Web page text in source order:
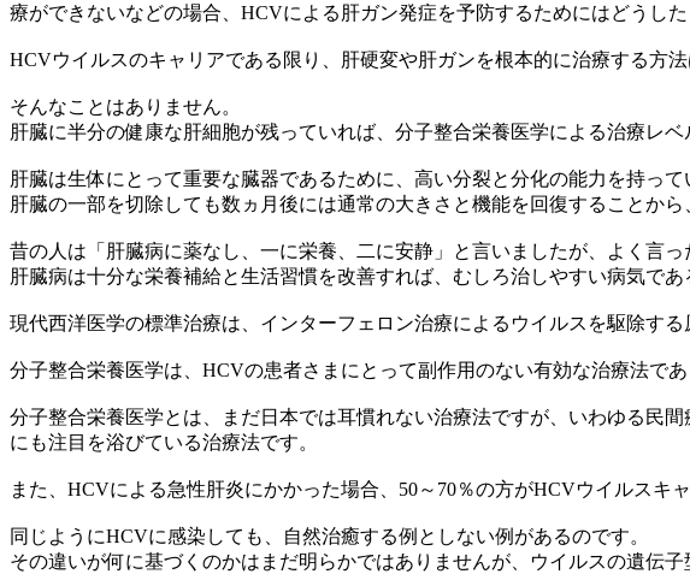
療ができないなどの場合、HCVによる肝ガン発症を予防するためにはどうし
HCVウイルスのキャリアである限り、肝硬変や肝ガンを根本的に治療する方
そんなことはありません。
肝臓に半分の健康な肝細胞が残っていれば、分子整合栄養医学による治療レ
肝臓は生体にとって重要な臓器であるために、高い分裂と分化の能力を持って
肝臓の一部を切除しても数ヵ月後には通常の大きさと機能を回復することか
昔の人は「肝臓病に薬なし、一に栄養、二に安静」と言いましたが、よく言っ
肝臓病は十分な栄養補給と生活習慣を改善すれば、むしろ治しやすい病気であ
現代西洋医学の標準治療は、インターフェロン治療によるウイルスを駆除す
分子整合栄養医学は、HCVの患者さまにとって副作用のない有効な治療法で
分子整合栄養医学とは、まだ日本では耳慣れない治療法ですが、いわゆる民
にも注目を浴びている治療法です。
また、HCVによる急性肝炎にかかった場合、50～70％の方がHCVウイルス
同じようにHCVに感染しても、自然治癒する例としない例があるのです。
その違いが何に基づくのかはまだ明らかではありませんが、ウイルスの遺伝子